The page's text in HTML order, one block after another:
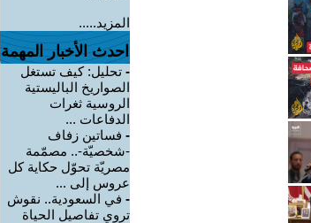
المزيد.....
احدث الأخبار المهمة
- تحليل: كيف تستغل
الصواريخ الباليستية
الروسية ثغرات
الدفاعات ...
- فساتين زفاف
-شخصيّة-.. مصمّمة
مصريّة تحوّل حكاية كل
عروس إلى ...
- في السعودية.. نقوش
تروي تفاصيل الحياة